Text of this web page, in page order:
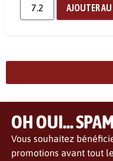
AJOUTER
OH OUI...
Vous souhaitez
promotions avant tout